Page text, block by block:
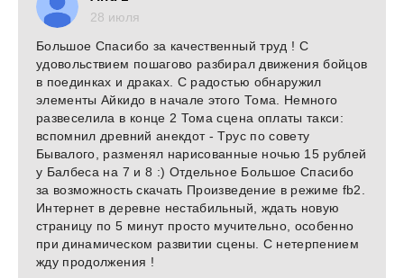
28 июля
Большое Спасибо за качественный труд ! С
удовольствием пошагово разбирал движения бойцов
в поединках и драках. С радостью обнаружил
элементы Айкидо в начале этого Тома. Немного
развеселила в конце 2 Тома сцена оплаты такси:
вспомнил древний анекдот - Трус по совету
Бывалого, разменял нарисованные ночью 15 рублей
у Балбеса на 7 и 8 :) Отдельное Большое Спасибо
за возможность скачать Произведение в режиме fb2.
Интернет в деревне нестабильный, ждать новую
страницу по 5 минут просто мучительно, особенно
при динамическом развитии сцены. С нетерпением
жду продолжения !